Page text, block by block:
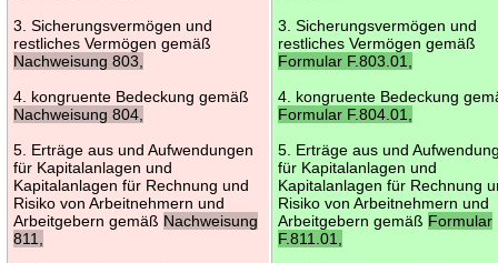
3. Sicherungsvermögen und
restliches Vermögen gemäß
Nachweisung 803,
4. kongruente Bedeckung gemäß
Nachweisung 804,
5. Erträge aus und Aufwendungen
für Kapitalanlagen und
Kapitalanlagen für Rechnung und
Risiko von Arbeitnehmern und
Arbeitgebern gemäß Nachweisung
811,
3. Sicherungsvermögen und
restliches Vermögen gemäß
Formular F.803.01,
4. kongruente Bedeckung
Formular F.804.01,
5. Erträge aus und
für Kapitalanlagen und
Kapitalanlagen für Rechnung
Risiko von Arbeitnehmern und
Arbeitgebern gemäß Formular
F.811.01,